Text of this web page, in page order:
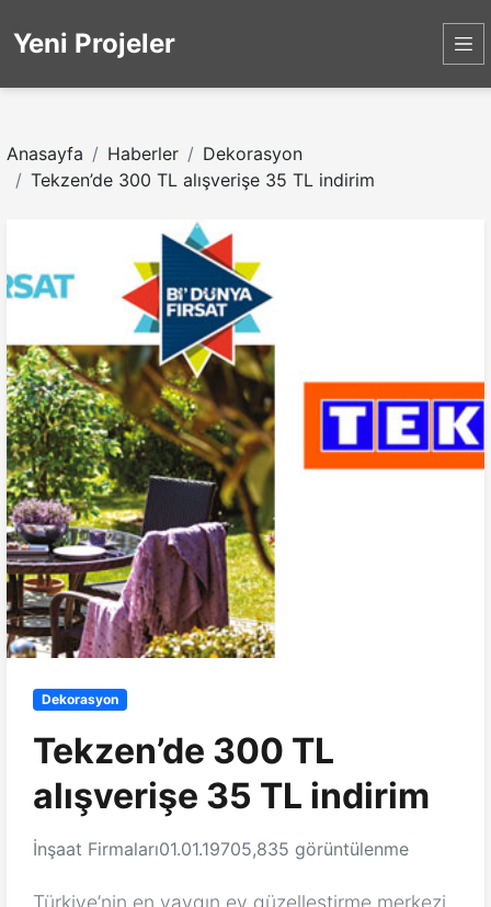
Yeni Projeler
Anasayfa Haberler
Dekorasyon
Tekzen’de 300 TL alışverişe 35 TL indirim
Dekorasyon
Tekzen’de 300 TL
alışverişe 35 TL indirim
İnşaat Firmaları01.01.19705,835 görüntülenme
Türkiye’nin en yaygın ev güzelleştirme merkezi